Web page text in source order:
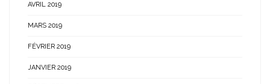
AVRIL 2019
MARS 2019
FÉVRIER 2019
JANVIER 2019